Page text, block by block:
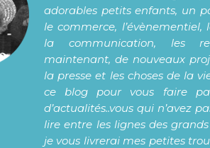
adorables petits enfants, un
le commerce,
la communication, les
maintenant, de nouveaux
la presse et les choses de la
ce blog pour vous faire
d’actualités..vous qui n’avez
lire entre les lignes des
je vous livrerai mes petites